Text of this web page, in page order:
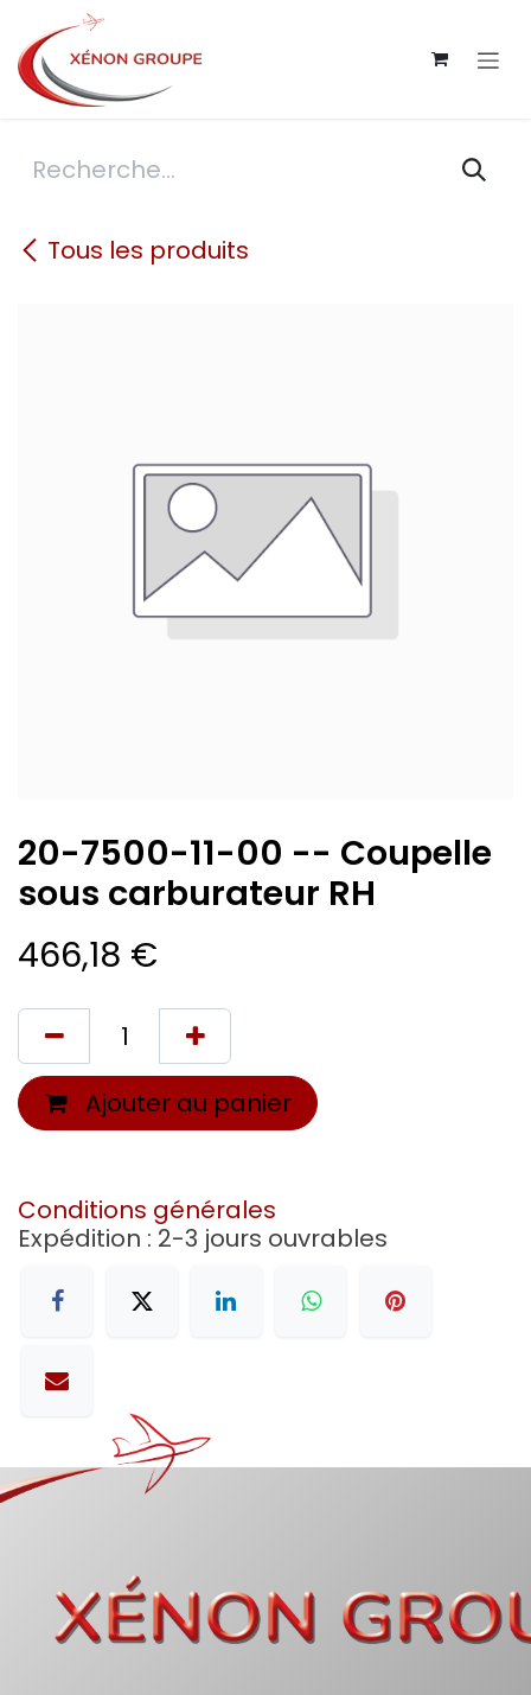
Se rendre au contenu
Tous les produits
20-7500-11-00 -- Coupelle
sous carburateur RH
466,18 €
Ajouter au panier
Conditions générales
Expédition : 2-3 jours ouvrables